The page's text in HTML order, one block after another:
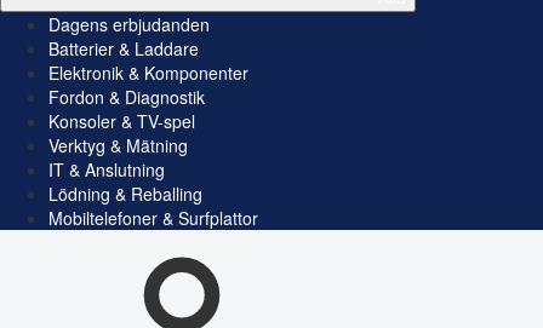
Dagens erbjudanden
Batterier & Laddare
Elektronik & Komponenter
Fordon & Diagnostik
Konsoler & TV-spel
Verktyg & Mätning
IT & Anslutning
Lödning & Reballing
Mobiltelefoner & Surfplattor